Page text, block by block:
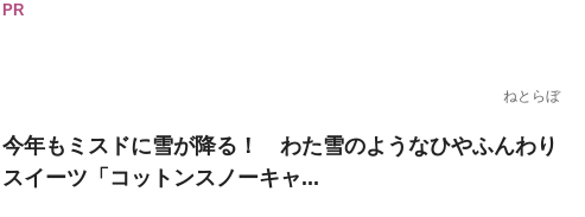
PR
ねとらぼ
今年もミスドに雪が降る！ わた雪のようなひやふんわり
スイーツ「コットンスノーキャ...